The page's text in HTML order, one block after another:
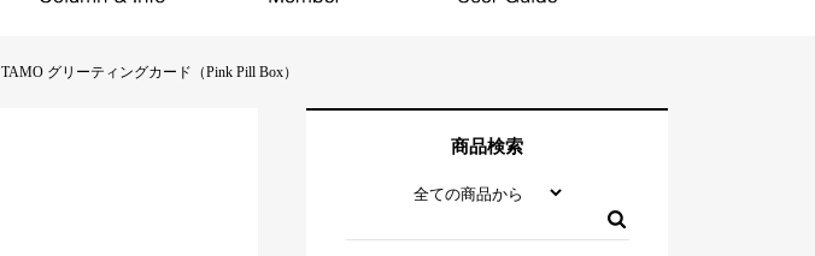
TAMO グリーティングカード（Pink Pill Box）
商品検索